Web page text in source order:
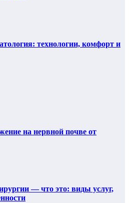
технологии, комфорт и
на нервной почве от
— что это: виды услуг,